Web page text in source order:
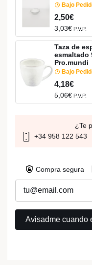
Bajo
2,50€
3,03€ P.V.P.
Taza de
esmaltado
Pro.mundi
Bajo
4,18€
5,06€ P.V.P.
¿Te
+34 958 122 543
Compra segura